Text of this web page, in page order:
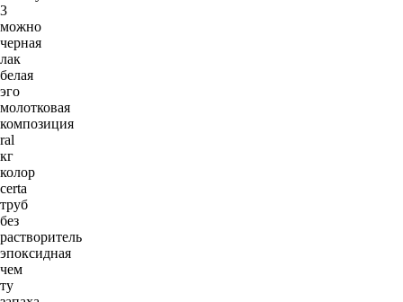
3
можно
черная
лак
белая
эго
молотковая
композиция
ral
кг
колор
certa
труб
без
растворитель
эпоксидная
чем
ту